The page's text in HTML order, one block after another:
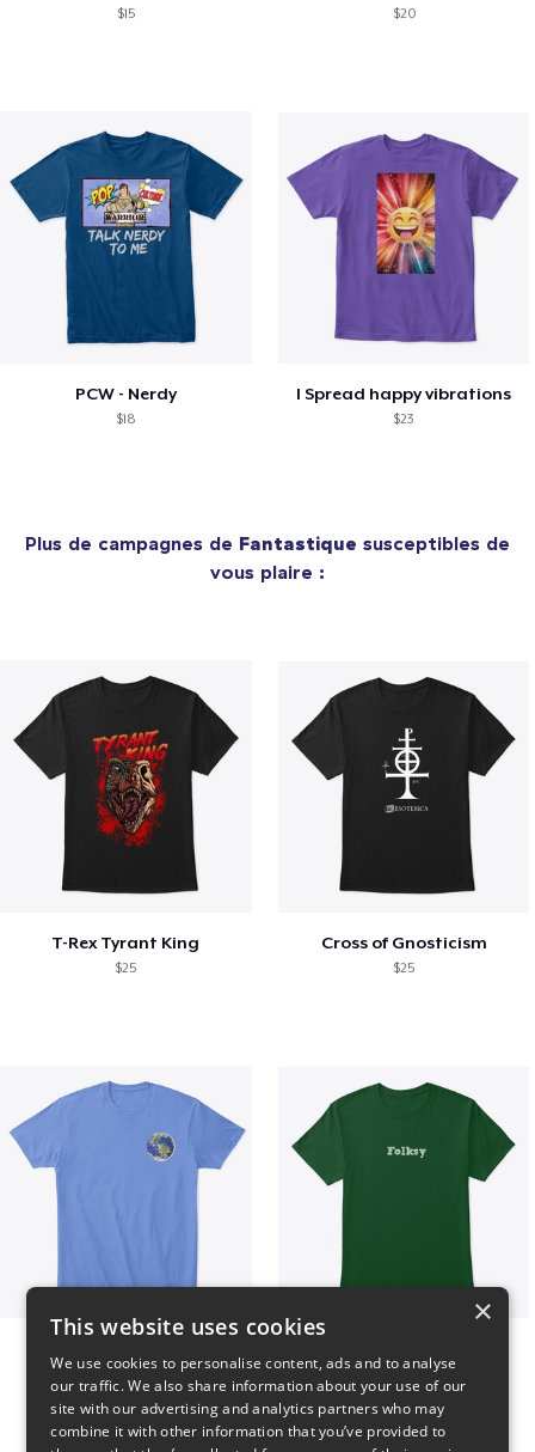
$15 $20
PCW - Nerdy
$18
I Spread happy vibrations
$23
Plus de campagnes de Fantastique susceptibles de
vous plaire :
T-Rex Tyrant King
$25
Cross of Gnosticism
$25
$25 $25
×
This website uses cookies
We use cookies to personalise content, ads and to analyse
our traffic. We also share information about your use of our
site with our advertising and analytics partners who may
combine it with other information that you’ve provided to